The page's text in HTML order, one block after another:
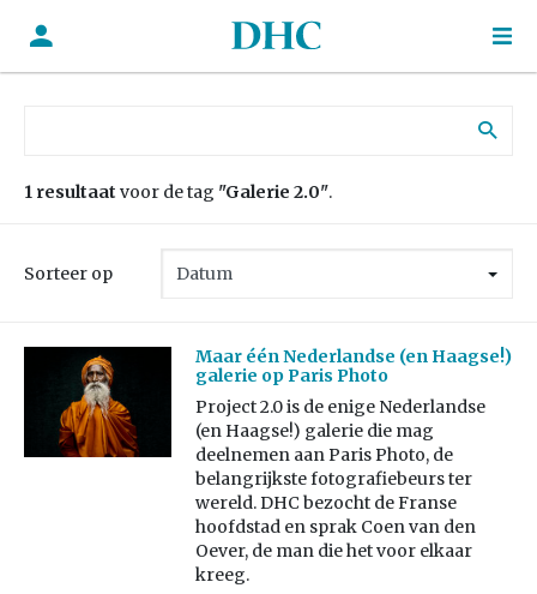
1 resultaat voor de tag "Galerie 2.0".
Sorteer op
Maar één Nederlandse (en Haagse!)
galerie op Paris Photo
Project 2.0 is de enige Nederlandse
(en Haagse!) galerie die mag
deelnemen aan Paris Photo, de
belangrijkste fotografiebeurs ter
wereld. DHC bezocht de Franse
hoofdstad en sprak Coen van den
Oever, de man die het voor elkaar
kreeg.